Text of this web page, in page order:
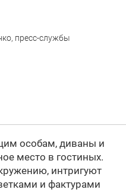
пресс-службы
особам, диваны и
место в гостиных.
интригуют
и фактурами